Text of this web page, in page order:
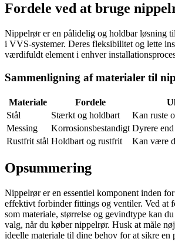
Fordele ved at bruge
Nippelrør er en pålidelig og holdbar løsning
i VVS-systemer. Deres fleksibilitet og lette
værdifuldt element i enhver
Sammenligning af materialer til
Materiale Fordele
Stål
Stærkt og holdbart
Kan ruste
Messing
Korrosionsbestandigt Dyrere
Rustfrit stål Holdbart og rustfrit Kan være
Opsummering
Nippelrør er en essentiel komponent inden
effektivt forbinder fittings og ventiler. Ved at
som materiale, størrelse og gevindtype kan
valg, når du køber nippelrør. Husk at måle
ideelle materiale til dine behov for at sikre en